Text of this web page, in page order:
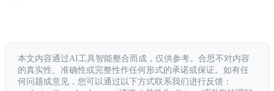
本文内容通过AI工具智能整合而成，仅供参考。合思不对内容
的真实性、准确性或完整性作任何形式的承诺或保证。如有任
何问题或意见，您可以通过以下方式联系我们进行反馈：